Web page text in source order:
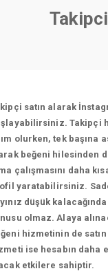
satın alarak
Takipçi
olurken, tek başına
beğeni hilesinden
çalışmasını daha
yaratabilirsiniz.
düşük
olmaz. Alaya
hizmetinin de
ise hesabın daha
etkilere sahiptir.